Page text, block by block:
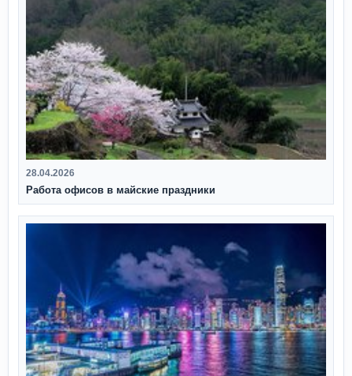
28.04.2026
Работа офисов в майские праздники